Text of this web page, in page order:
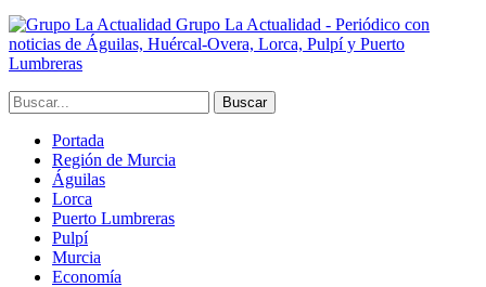
Grupo La Actualidad - Periódico con
noticias de Águilas, Huércal-Overa, Lorca, Pulpí y Puerto
Lumbreras
Portada
Región de Murcia
Águilas
Lorca
Puerto Lumbreras
Pulpí
Murcia
Economía